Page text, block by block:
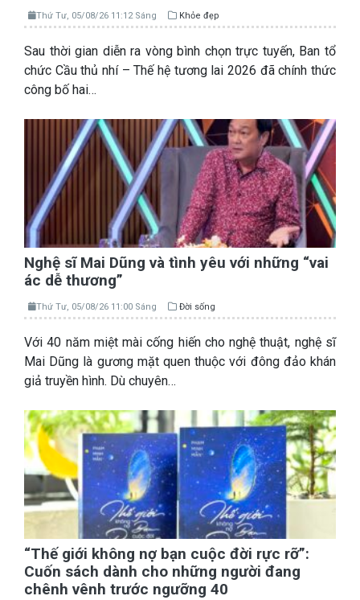
Thứ Tư, 05/08/26 11:12 Sáng Khỏe đẹp
Sau thời gian diễn ra vòng bình chọn trực tuyến, Ban tổ
chức Cầu thủ nhí – Thế hệ tương lai 2026 đã chính thức
công bố hai…
Nghệ sĩ Mai Dũng và tình yêu với những “vai
ác dễ thương”
Thứ Tư, 05/08/26 11:00 Sáng Đời sống
Với 40 năm miệt mài cống hiến cho nghệ thuật, nghệ sĩ
Mai Dũng là gương mặt quen thuộc với đông đảo khán
giả truyền hình. Dù chuyên…
“Thế giới không nợ bạn cuộc đời rực rỡ”:
Cuốn sách dành cho những người đang
chênh vênh trước ngưỡng 40